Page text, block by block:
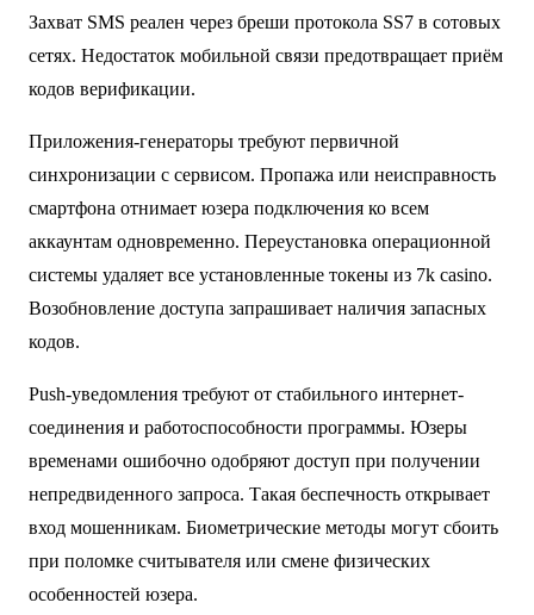
Захват SMS реален через бреши протокола SS7 в сотовых
сетях. Недостаток мобильной связи предотвращает приём
кодов верификации.
Приложения-генераторы требуют первичной
синхронизации с сервисом. Пропажа или неисправность
смартфона отнимает юзера подключения ко всем
аккаунтам одновременно. Переустановка операционной
системы удаляет все установленные токены из 7k casino.
Возобновление доступа запрашивает наличия запасных
кодов.
Push-уведомления требуют от стабильного интернет-
соединения и работоспособности программы. Юзеры
временами ошибочно одобряют доступ при получении
непредвиденного запроса. Такая беспечность открывает
вход мошенникам. Биометрические методы могут сбоить
при поломке считывателя или смене физических
особенностей юзера.